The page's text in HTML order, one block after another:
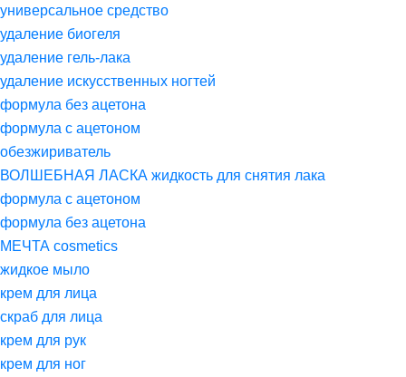
универсальное средство
удаление биогеля
удаление гель-лака
удаление искусственных ногтей
формула без ацетона
формула с ацетоном
обезжириватель
ВОЛШЕБНАЯ ЛАСКА жидкость для снятия лака
формула с ацетоном
формула без ацетона
МЕЧТА cosmetics
жидкое мыло
крем для лица
скраб для лица
крем для рук
крем для ног